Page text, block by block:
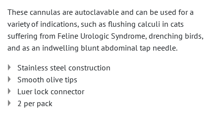
These cannulas are autoclavable and can be used for a
variety of indications, such as flushing calculi in cats
suffering from Feline Urologic Syndrome, drenching birds,
and as an indwelling blunt abdominal tap needle.
Stainless steel construction
Smooth olive tips
Luer lock connector
2 per pack